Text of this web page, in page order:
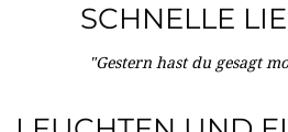
SCHNELLE
"Gestern hast du gesagt